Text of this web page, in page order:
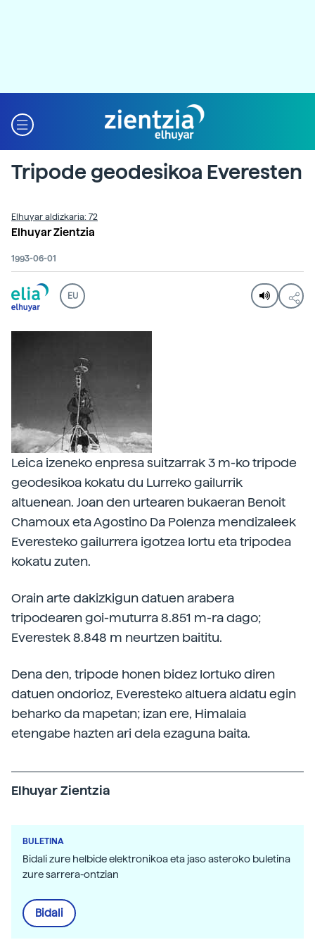
Tripode geodesikoa Everesten
Elhuyar aldizkaria: 72
Elhuyar Zientzia
1993-06-01
EU
Leica izeneko enpresa suitzarrak 3 m-ko tripode
geodesikoa kokatu du Lurreko gailurrik
altuenean. Joan den urtearen bukaeran Benoit
Chamoux eta Agostino Da Polenza mendizaleek
Everesteko gailurrera igotzea lortu eta tripodea
kokatu zuten.
Orain arte dakizkigun datuen arabera
tripodearen goi-muturra 8.851 m-ra dago;
Everestek 8.848 m neurtzen baititu.
Dena den, tripode honen bidez lortuko diren
datuen ondorioz, Everesteko altuera aldatu egin
beharko da mapetan; izan ere, Himalaia
etengabe hazten ari dela ezaguna baita.
Elhuyar Zientzia
BULETINA
Bidali zure helbide elektronikoa eta jaso asteroko buletina
zure sarrera-ontzian
Bidali